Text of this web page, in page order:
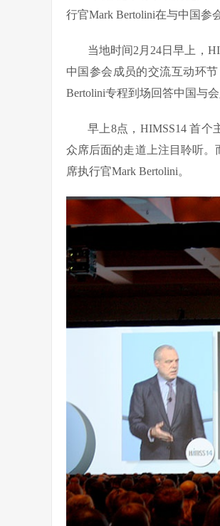
行官Mark Bertolini在与中国参
当地时间2月24日早上，
中国参会成员的交流互动环
Bertolini专程到场回答中国与会
早上8点，HIMSS14 首
众席后面的走道上注目聆听
席执行官Mark Bertolini。